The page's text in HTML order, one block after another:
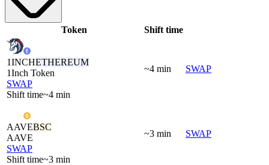
Token Shift time
1INCHETHEREUM
1Inch Token
SWAP
Shift time~4 min
~4 min SWAP
AAVEBSC
AAVE
SWAP
Shift time~3 min
~3 min SWAP